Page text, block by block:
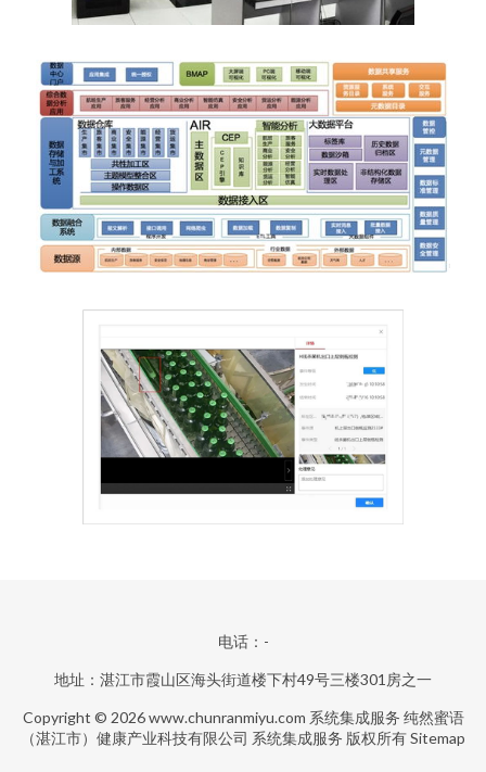
电话：-
地址：湛江市霞山区海头街道楼下村49号三楼301房之一
Copyright © 2026www.chunranmiyu.com 系统集成服务 纯然蜜语
（湛江市）健康产业科技有限公司 系统集成服务 版权所有Sitemap